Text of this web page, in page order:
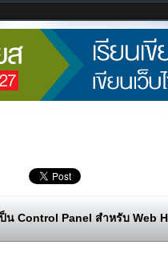
น Control Panel สำหรับ Web